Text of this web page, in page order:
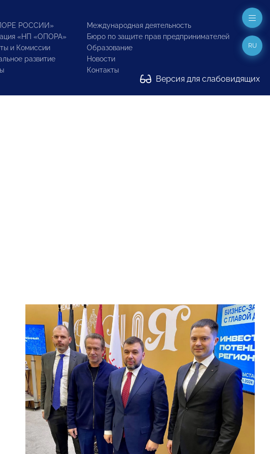
РОССИИ»
«НП «ОПОРА»
и Комиссии
развитие
Международная деятельность
Бюро по защите прав предпринимателей
Образование
Новости
Контакты
Версия для слабовидящих
RU